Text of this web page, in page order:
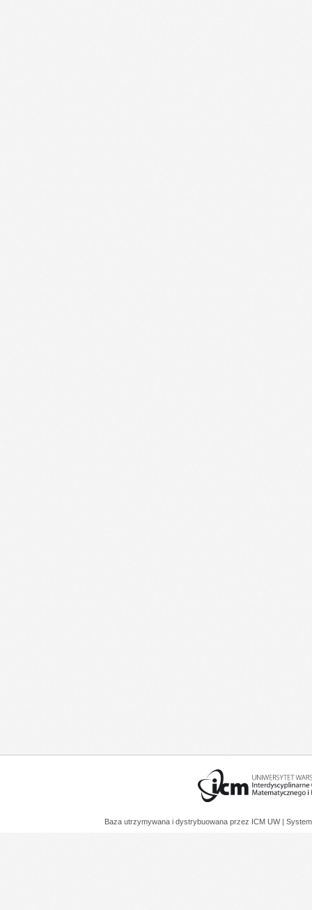
Baza utrzymywana i dystrybuowana przez ICM UW |